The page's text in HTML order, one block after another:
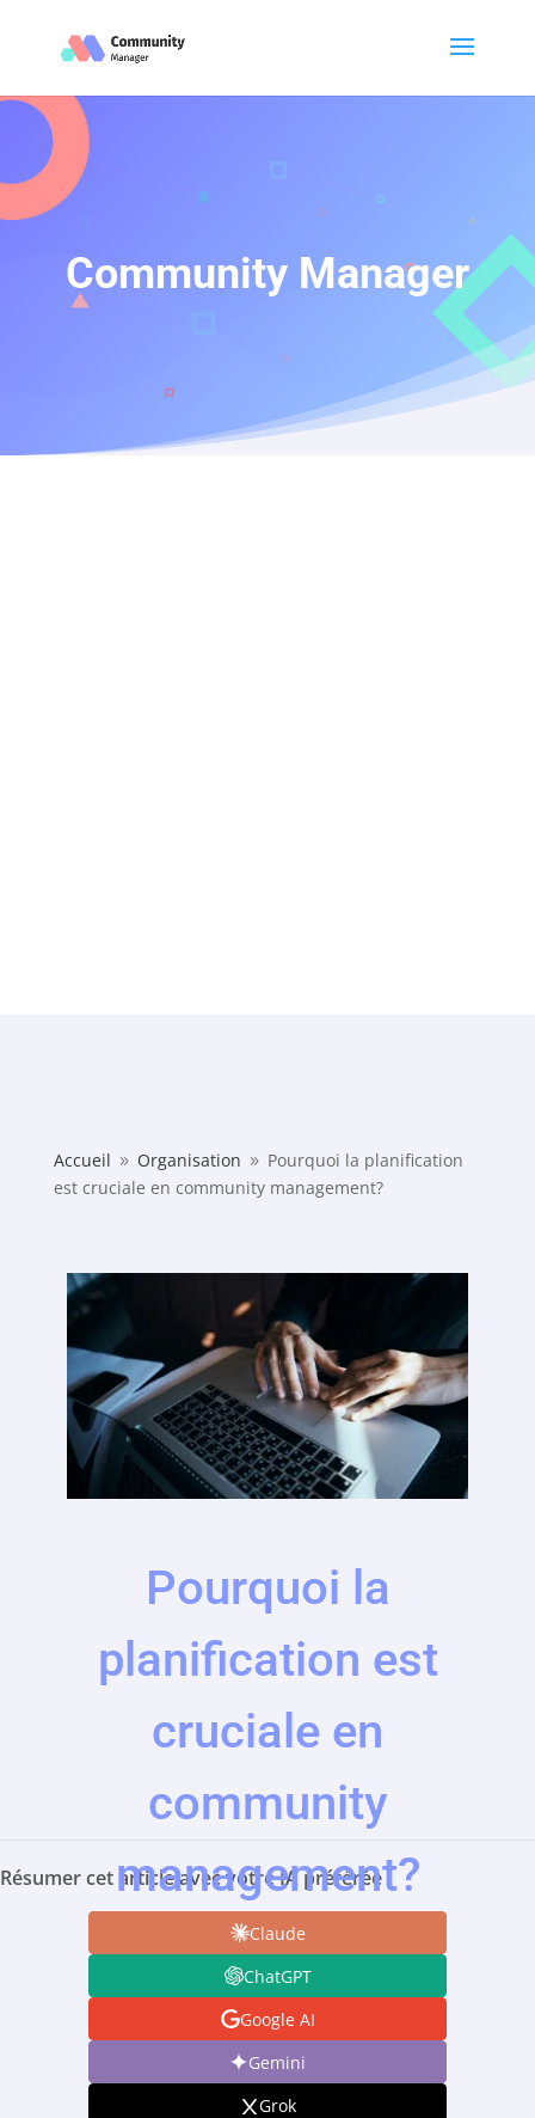
Community Manager
Accueil 9 Organisation 9 Pourquoi la planification
est cruciale en community management?
Pourquoi la
planification est
cruciale en
community
management?
Résumer cet article avec votre IA préférée :
Claude
ChatGPT
Google AI
Gemini
Grok